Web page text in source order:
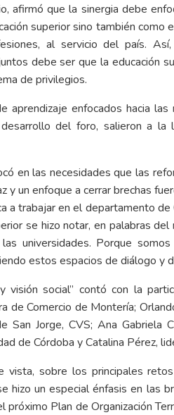
afirmó que la sinergia debe
superior sino también como
al servicio del país.
debe ser que la educación
de privilegios.
enfocados hacia
del foro, salieron a la
en las necesidades que las
y un enfoque a cerrar brechas
a trabajar en el departamento
se hizo notar, en palabras
universidades. Porque
estos espacios de diálogo y
social” contó con la
de Comercio de Montería;
Jorge, CVS; Ana Gabriela
de Córdoba y Catalina Pérez,
sobre los principales
un especial énfasis en las
Plan de Organización